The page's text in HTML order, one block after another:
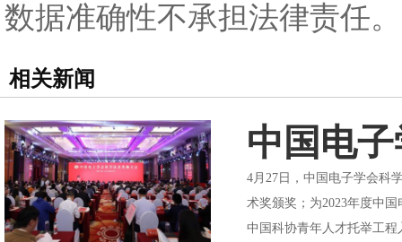
数据准确性不承担法律责任。
相关新闻
中国电
4月27日，中国电子学会科
术奖颁奖；为2023年度中
中国科协青年人才托举工